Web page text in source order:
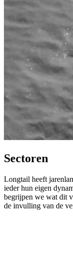
Sectoren
Longtail heeft
ieder hun eigen
begrijpen we wat dit
de invulling van de